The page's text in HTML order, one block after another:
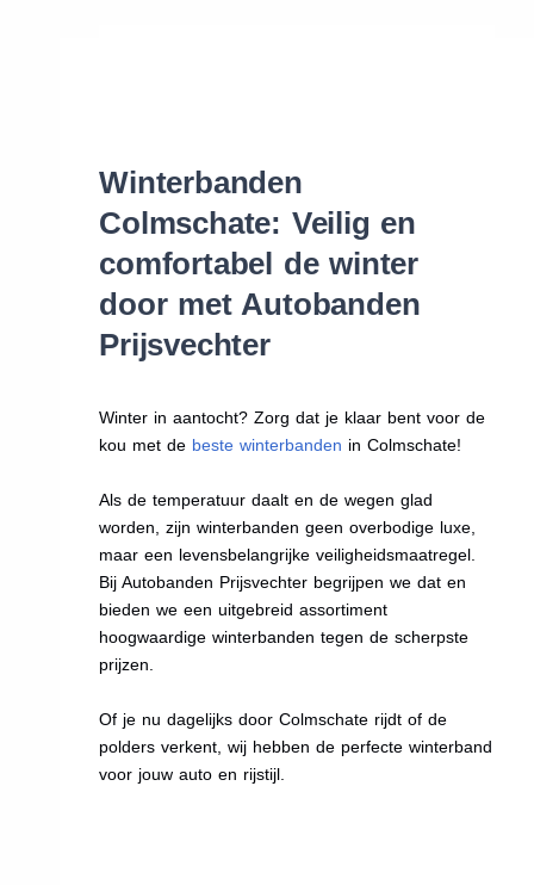
Winterbanden
Colmschate: Veilig en
comfortabel de winter
door met Autobanden
Prijsvechter
Winter in aantocht? Zorg dat je klaar bent voor de
kou met de beste winterbanden in Colmschate!
Als de temperatuur daalt en de wegen glad
worden, zijn winterbanden geen overbodige luxe,
maar een levensbelangrijke veiligheidsmaatregel.
Bij Autobanden Prijsvechter begrijpen we dat en
bieden we een uitgebreid assortiment
hoogwaardige winterbanden tegen de scherpste
prijzen.
Of je nu dagelijks door Colmschate rijdt of de
polders verkent, wij hebben de perfecte winterband
voor jouw auto en rijstijl.